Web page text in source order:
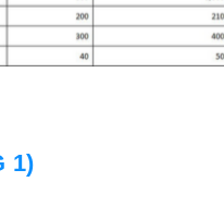
1)